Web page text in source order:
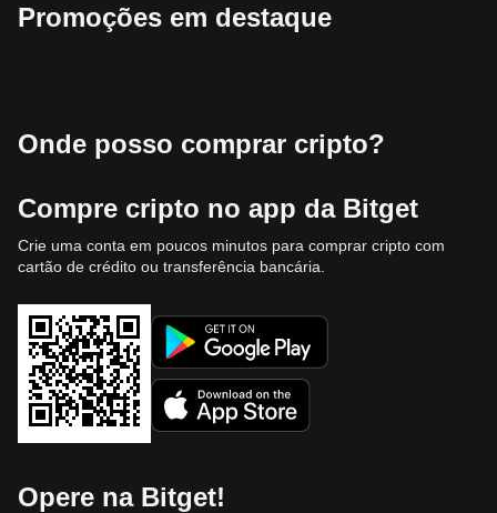
Promoções em destaque
Onde posso comprar cripto?
Compre cripto no app da Bitget
Crie uma conta em poucos minutos para comprar cripto com
cartão de crédito ou transferência bancária.
Opere na Bitget!